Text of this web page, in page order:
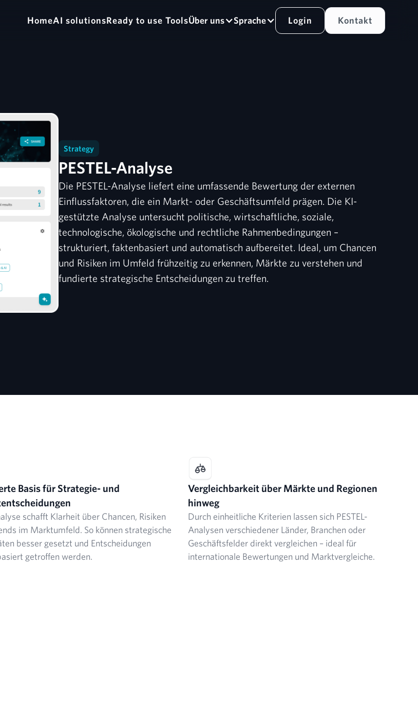
HomeAI solutionsReady to use ToolsÜber uns Sprache Login Kontakt
Strategy
PESTEL-Analyse
Die PESTEL-Analyse liefert eine umfassende Bewertung der externen
Einflussfaktoren, die ein Markt- oder Geschäftsumfeld prägen. Die KI-
gestützte Analyse untersucht politische, wirtschaftliche, soziale,
technologische, ökologische und rechtliche Rahmenbedingungen –
strukturiert, faktenbasiert und automatisch aufbereitet. Ideal, um Chancen
und Risiken im Umfeld frühzeitig zu erkennen, Märkte zu verstehen und
fundierte strategische Entscheidungen zu treffen.
Basis für Strategie- und
schafft Klarheit über Chancen, Risiken
im Marktumfeld. So können strategische
besser gesetzt und Entscheidungen
getroffen werden.
Vergleichbarkeit über Märkte und Regionen
hinweg
Durch einheitliche Kriterien lassen sich PESTEL-
Analysen verschiedener Länder, Branchen oder
Geschäftsfelder direkt vergleichen – ideal für
internationale Bewertungen und Marktvergleiche.